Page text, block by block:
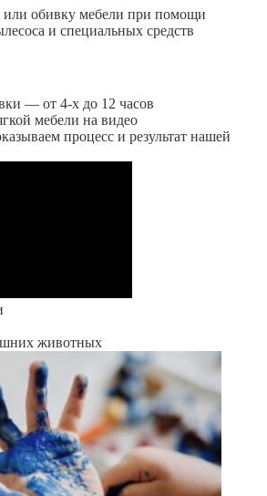
или обивку мебели при помощи
и специальных средств
— от 4-х до 12 часов
мебели на видео
процесс и результат нашей
животных